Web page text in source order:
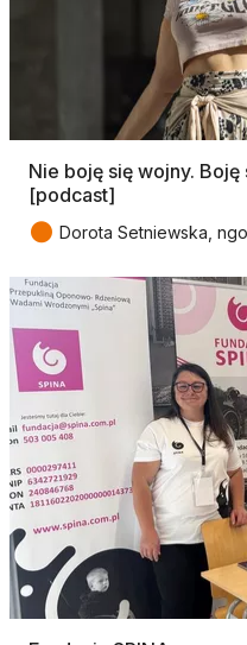
Nie boję się wojny.
[podcast]
● Dorota Setniewska,